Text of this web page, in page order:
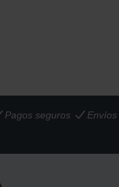
Pagos seguros
Envíos